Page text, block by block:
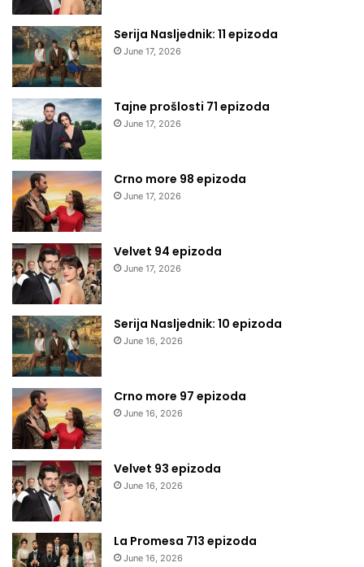
Serija Nasljednik: 11 epizoda
June 17, 2026
Tajne prošlosti 71 epizoda
June 17, 2026
Crno more 98 epizoda
June 17, 2026
Velvet 94 epizoda
June 17, 2026
Serija Nasljednik: 10 epizoda
June 16, 2026
Crno more 97 epizoda
June 16, 2026
Velvet 93 epizoda
June 16, 2026
La Promesa 713 epizoda
June 16, 2026